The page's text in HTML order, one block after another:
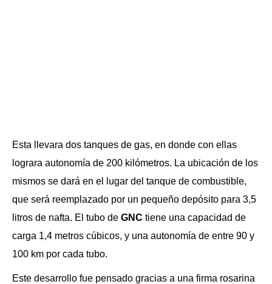
Esta llevara dos tanques de gas, en donde con ellas
lograra autonomía de 200 kilómetros. La ubicación de los
mismos se dará en el lugar del tanque de combustible,
que será reemplazado por un pequeño depósito para 3,5
litros de nafta. El tubo de GNC tiene una capacidad de
carga 1,4 metros cúbicos, y una autonomía de entre 90 y
100 km por cada tubo.
Este desarrollo fue pensado gracias a una firma rosarina